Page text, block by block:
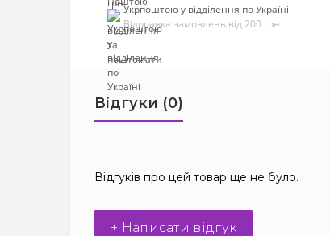
Укрпоштою у відділення по Україні
Відправка замовлень від 200 грн
Відгуки (0)
Відгуків про цей товар ще не було.
+ Написати відгук